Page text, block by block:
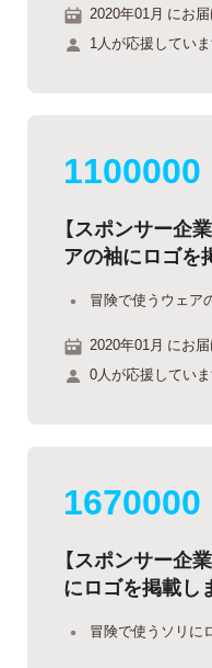
2020年01月 にお届
1人が応援していま
1100000
【スポンサー企
アの袖にロゴを
冒険で使うウェア
2020年01月 にお届
0人が応援していま
1670000
【スポンサー企
にロゴを掲載し
冒険で使うソリに